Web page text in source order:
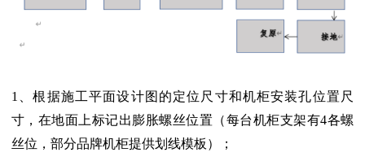
1、根据施工平面设计图的定位尺寸和机柜安装孔位置尺
寸，在地面上标记出膨胀螺丝位置（每台机柜支架有4各螺
丝位，部分品牌机柜提供划线模板）；